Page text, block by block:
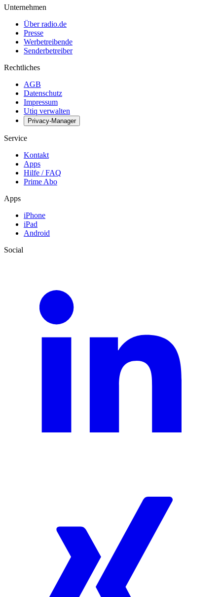
Unternehmen
Über radio.de
Presse
Werbetreibende
Senderbetreiber
Rechtliches
AGB
Datenschutz
Impressum
Utiq verwalten
Privacy-Manager
Service
Kontakt
Apps
Hilfe / FAQ
Prime Abo
Apps
iPhone
iPad
Android
Social